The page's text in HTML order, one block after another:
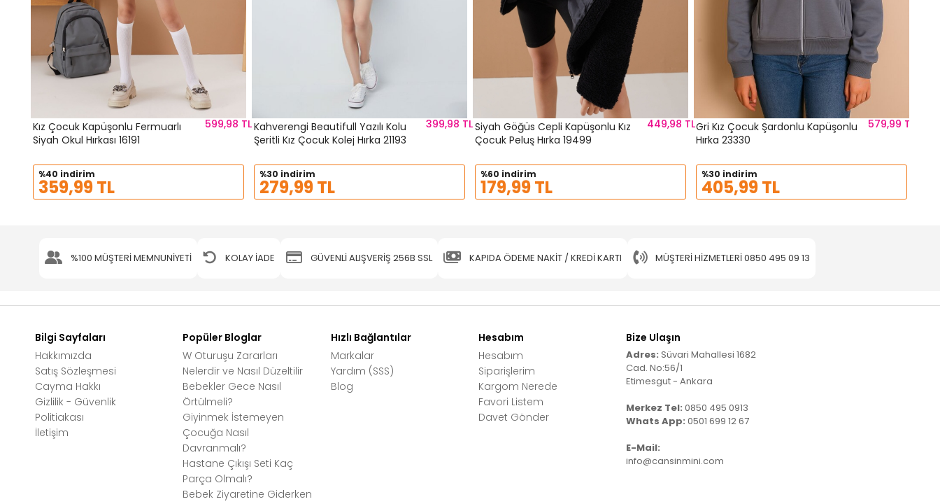
Kız Çocuk Kapüşonlu Fermuarlı
Siyah Okul Hırkası 16191
599,98 TL
%40 indirim
359,99 TL
Kahverengi Beautifull Yazılı Kolu
Şeritli Kız Çocuk Kolej Hırka 21193
399,98 TL
%30 indirim
279,99 TL
Siyah Göğüs Cepli Kapüşonlu Kız
Çocuk Peluş Hırka 19499
449,98 TL
%60 indirim
179,99 TL
Gri Kız Çocuk Şardonlu Kapüşonlu
Hırka 23330
579,99 TL
%30 indirim
405,99 TL
%100 MÜŞTERİ MEMNUNİYETİ KOLAY İADE GÜVENLİ ALIŞVERİŞ 256B SSL KAPIDA ÖDEME NAKİT / KREDİ KARTI MÜŞTERI HIZMETLERI0850 495 09 13
Bilgi Sayfaları
Hakkımızda
Satış Sözleşmesi
Cayma Hakkı
Gizlilik - Güvenlik
Politiakası
İletişim
Popüler Bloglar
W Oturuşu Zararları
Nelerdir ve Nasıl Düzeltilir
Bebekler Gece Nasıl
Örtülmeli?
Giyinmek İstemeyen
Çocuğa Nasıl
Davranmalı?
Hastane Çıkışı Seti Kaç
Parça Olmalı?
Bebek Ziyaretine Giderken
Hızlı Bağlantılar
Markalar
Yardım (SSS)
Blog
Hesabım
Hesabım
Siparişlerim
Kargom Nerede
Favori Listem
Davet Gönder
Bize Ulaşın
Adres: Süvari Mahallesi 1682
Cad. No:56/1
Etimesgut - Ankara
Merkez Tel: 0850 495 0913
Whats App: 0501 699 12 67
E-Mail:
info@cansinmini.com